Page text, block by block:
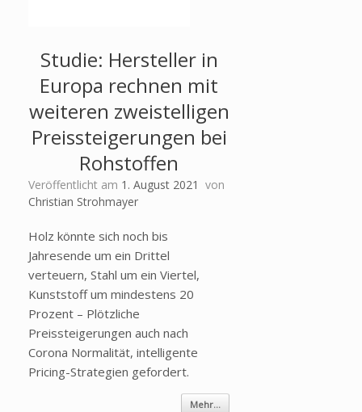
Studie: Hersteller in
Europa rechnen mit
weiteren zweistelligen
Preissteigerungen bei
Rohstoffen
Veröffentlicht am 1. August 2021 von
Christian Strohmayer
Holz könnte sich noch bis
Jahresende um ein Drittel
verteuern, Stahl um ein Viertel,
Kunststoff um mindestens 20
Prozent – Plötzliche
Preissteigerungen auch nach
Corona Normalität, intelligente
Pricing-Strategien gefordert.
Mehr...